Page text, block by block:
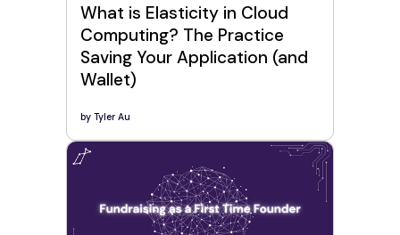
What is Elasticity in Cloud
Computing? The Practice
Saving Your Application (and
Wallet)
by Tyler Au